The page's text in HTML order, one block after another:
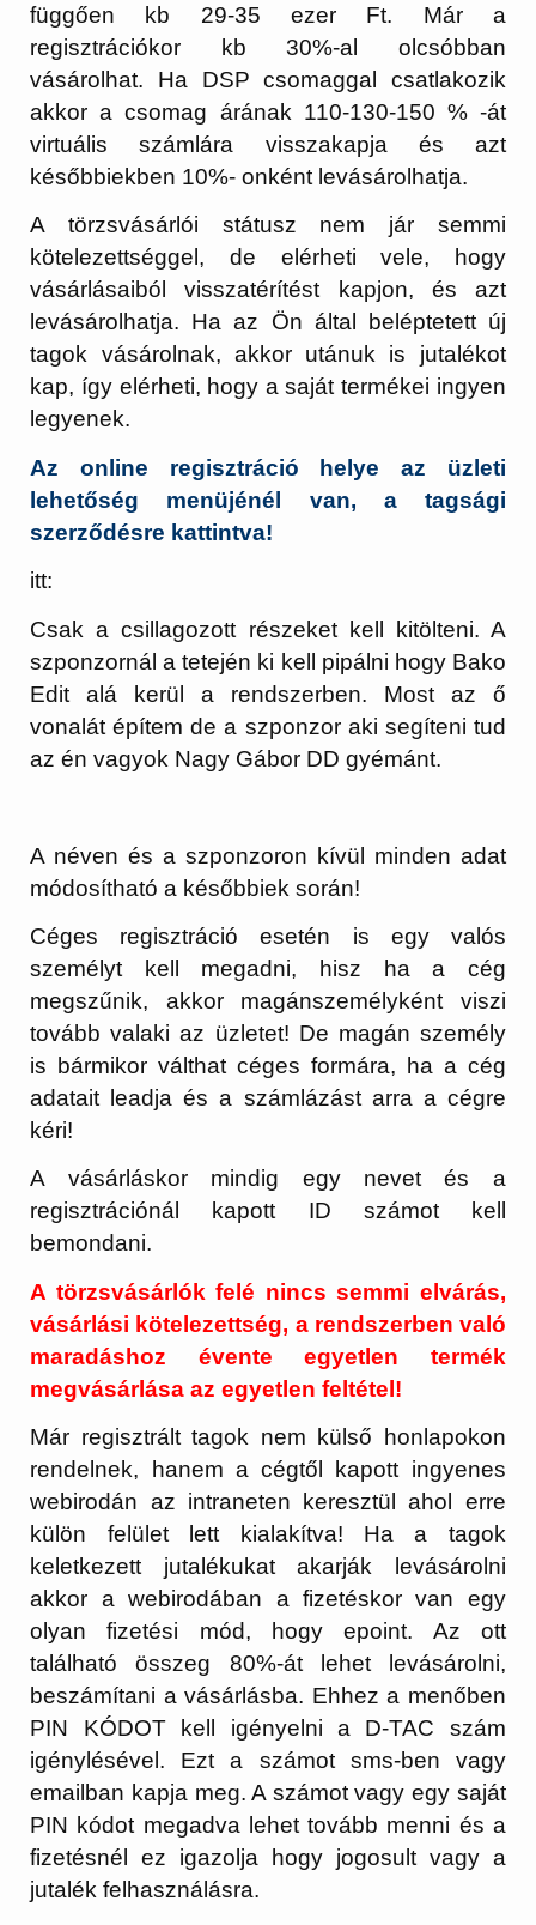
függően kb 29-35 ezer Ft. Már a
regisztrációkor kb 30%-al olcsóbban
vásárolhat. Ha DSP csomaggal csatlakozik
akkor a csomag árának 110-130-150 % -át
virtuális számlára visszakapja és azt
későbbiekben 10%- onként levásárolhatja.
A törzsvásárlói státusz nem jár semmi
kötelezettséggel, de elérheti vele, hogy
vásárlásaiból visszatérítést kapjon, és azt
levásárolhatja. Ha az Ön által beléptetett új
tagok vásárolnak, akkor utánuk is jutalékot
kap, így elérheti, hogy a saját termékei ingyen
legyenek.
Az online regisztráció helye az üzleti
lehetőség menüjénél van, a tagsági
szerződésre kattintva!
itt:
Csak a csillagozott részeket kell kitölteni. A
szponzornál a tetején ki kell pipálni hogy Bako
Edit alá kerül a rendszerben. Most az ő
vonalát építem de a szponzor aki segíteni tud
az én vagyok Nagy Gábor DD gyémánt.
A néven és a szponzoron kívül minden adat
módosítható a későbbiek során!
Céges regisztráció esetén is egy valós
személyt kell megadni, hisz ha a cég
megszűnik, akkor magánszemélyként viszi
tovább valaki az üzletet! De magán személy
is bármikor válthat céges formára, ha a cég
adatait leadja és a számlázást arra a cégre
kéri!
A vásárláskor mindig egy nevet és a
regisztrációnál kapott ID számot kell
bemondani.
A törzsvásárlók felé nincs semmi elvárás,
vásárlási kötelezettség, a rendszerben való
maradáshoz évente egyetlen termék
megvásárlása az egyetlen feltétel!
Már regisztrált tagok nem külső honlapokon
rendelnek, hanem a cégtől kapott ingyenes
webirodán az intraneten keresztül ahol erre
külön felület lett kialakítva! Ha a tagok
keletkezett jutalékukat akarják levásárolni
akkor a webirodában a fizetéskor van egy
olyan fizetési mód, hogy epoint. Az ott
található összeg 80%-át lehet levásárolni,
beszámítani a vásárlásba. Ehhez a menőben
PIN KÓDOT kell igényelni a D-TAC szám
igénylésével. Ezt a számot sms-ben vagy
emailban kapja meg. A számot vagy egy saját
PIN kódot megadva lehet tovább menni és a
fizetésnél ez igazolja hogy jogosult vagy a
jutalék felhasználásra.